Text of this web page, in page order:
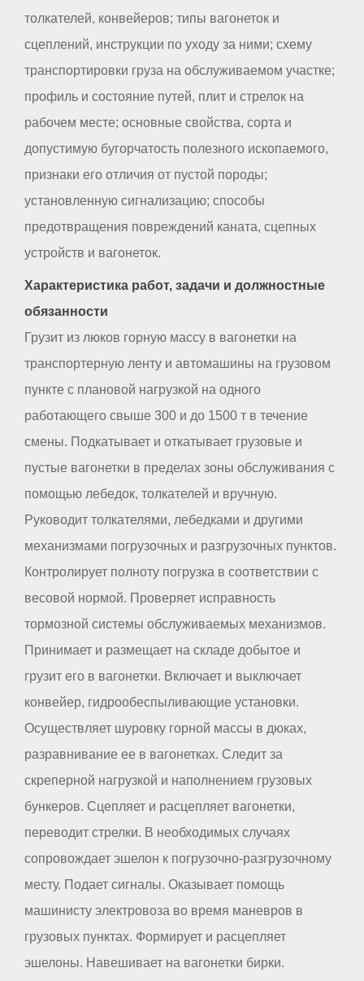
толкателей, конвейеров; типы вагонеток и
сцеплений, инструкции по уходу за ними; схему
транспортировки груза на обслуживаемом участке;
профиль и состояние путей, плит и стрелок на
рабочем месте; основные свойства, сорта и
допустимую бугорчатость полезного ископаемого,
признаки его отличия от пустой породы;
установленную сигнализацию; способы
предотвращения повреждений каната, сцепных
устройств и вагонеток.
Характеристика работ, задачи и должностные
обязанности
Грузит из люков горную массу в вагонетки на
транспортерную ленту и автомашины на грузовом
пункте с плановой нагрузкой на одного
работающего свыше 300 и до 1500 т в течение
смены. Подкатывает и откатывает грузовые и
пустые вагонетки в пределах зоны обслуживания с
помощью лебедок, толкателей и вручную.
Руководит толкателями, лебедками и другими
механизмами погрузочных и разгрузочных пунктов.
Контролирует полноту погрузка в соответствии с
весовой нормой. Проверяет исправность
тормозной системы обслуживаемых механизмов.
Принимает и размещает на складе добытое и
грузит его в вагонетки. Включает и выключает
конвейер, гидрообеспыливающие установки.
Осуществляет шуровку горной массы в дюках,
разравнивание ее в вагонетках. Следит за
скреперной нагрузкой и наполнением грузовых
бункеров. Сцепляет и расцепляет вагонетки,
переводит стрелки. В необходимых случаях
сопровождает эшелон к погрузочно-разгрузочному
месту. Подает сигналы. Оказывает помощь
машинисту электровоза во время маневров в
грузовых пунктах. Формирует и расцепляет
эшелоны. Навешивает на вагонетки бирки.